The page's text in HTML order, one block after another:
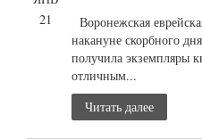
21
Воронежская
накануне скорбного
получила экземпляры
отличным...
Читать далее